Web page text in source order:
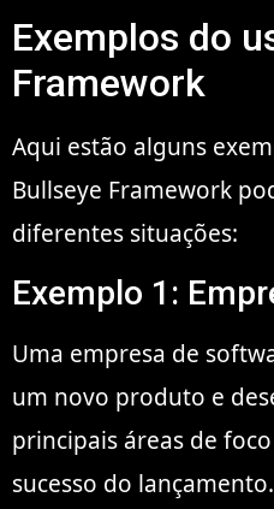
Exemplos do
Framework
Aqui estão alguns
Bullseye Framework
diferentes situações:
Exemplo 1:
Uma empresa de
um novo produto e
principais áreas de
sucesso do